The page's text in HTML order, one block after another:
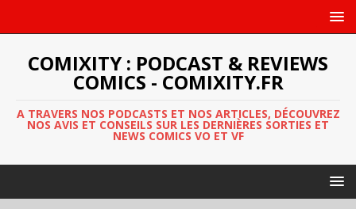
COMIXITY : PODCAST & REVIEWS
COMICS - COMIXITY.FR
A TRAVERS NOS PODCASTS ET NOS ARTICLES, DÉCOUVREZ
NOS AVIS ET CONSEILS SUR LES DERNIÈRES SORTIES ET
NEWS COMICS VO ET VF